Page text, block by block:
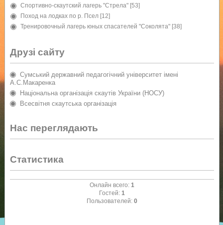
Спортивно-скаутский лагерь "Стрела" [53]
Поход на лодках по р. Псел [12]
Тренировочный лагерь юных спасателей "Соколята" [38]
Друзі сайту
Сумський державний педагогічний університет імені
А.С.Макаренка
Національна організація скаутів України (НОСУ)
Всесвітня скаутська організація
Нас переглядають
Статистика
Онлайн всего: 1
Гостей: 1
Пользователей: 0